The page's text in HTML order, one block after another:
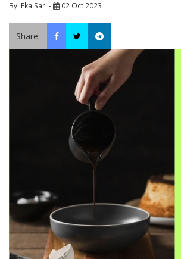
By. Eka Sari - 02 Oct 2023
Share: